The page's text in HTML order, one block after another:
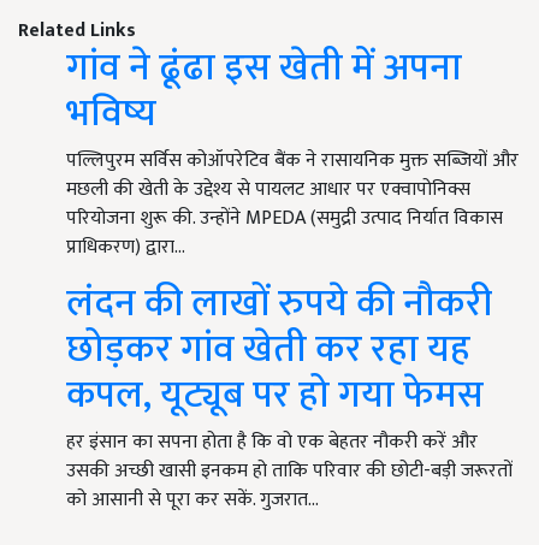
Related Links
गांव ने ढूंढा इस खेती में अपना
भविष्य
पल्लिपुरम सर्विस कोऑपरेटिव बैंक ने रासायनिक मुक्त सब्जियों और
मछली की खेती के उद्देश्य से पायलट आधार पर एक्वापोनिक्स
परियोजना शुरू की. उन्होंने MPEDA (समुद्री उत्पाद निर्यात विकास
प्राधिकरण) द्वारा…
लंदन की लाखों रुपये की नौकरी
छोड़कर गांव खेती कर रहा यह
कपल, यूट्यूब पर हो गया फेमस
हर इंसान का सपना होता है कि वो एक बेहतर नौकरी करें और
उसकी अच्छी खासी इनकम हो ताकि परिवार की छोटी-बड़ी जरूरतों
को आसानी से पूरा कर सकें. गुजरात…